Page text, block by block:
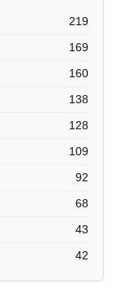
219
169
160
138
128
109
92
68
43
42